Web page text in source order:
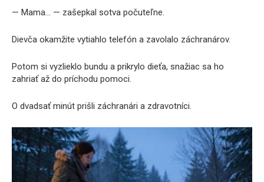
— Mama… — zašepkal sotva počuteľne.
Dievča okamžite vytiahlo telefón a zavolalo záchranárov.
Potom si vyzlieklo bundu a prikrylo dieťa, snažiac sa ho
zahriať až do príchodu pomoci.
O dvadsať minút prišli záchranári a zdravotníci.